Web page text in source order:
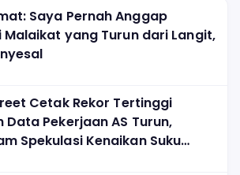
Saya Pernah Anggap
Malaikat yang Turun dari Langit,
Cetak Rekor Tertinggi
Data Pekerjaan AS Turun,
Spekulasi Kenaikan Suku